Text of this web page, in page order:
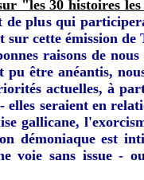
"les 30 histoires
plus qui
sur cette émission
raisons de
être anéantis,
actuelles, à
elles seraient en
gallicane,
démoniaque est
voie sans issue -